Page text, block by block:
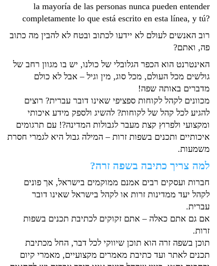
la mayoría de las personas nunca pueden entender
completamente lo que está escrito en esta línea, y tú?
רוב האנשים לעולם לא יידעו לכתוב ובטח לא להבין מה כתוב
פה, ואתם?
האינטרנט הוא הכפר הגלובלי של כולנו, יש בו מגוון רחב של
גולשים מכל העולם, מכל סוג, מין וגיל – אבל לא כולם
מדברים באותה שפה!
מכוונים לקהל לקוחות ספציפי שאינו דובר עברית? רוצים
להגיע לכל קהל של לקוחות? להשיג ולספק מידע איכותי
ומקצועי ולפרוץ קצת מעבר לגבולות המדינה?! עם תרגומים
איכותיים ותכנים בשפות זרות – המילה גבול היא לגמרי חסרת
משמעות.
למה צריך כתיבה בשפה זרה?
חברות ועסקים רבים אמנם ממוקמים בישראל, אך פונים
לקהל יעד ממדינות זרות או לקהל בישראל שאינו דובר
עברית.
אם גם אתם כאלה – אתם זקוקים לכתיבת תכנים בשפות
זרות.
תוכן בשפה זרה הוא תוכן שיווקי לכל דבר, החל מכתיבת
תכנים לאתר ועד כתיבת מאמרים מקצועיים, מאמרי קיום